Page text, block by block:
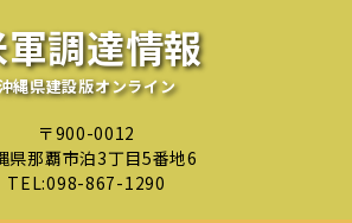
調達情報
縄県建設版オンライン
〒900-0012
県那覇市泊3丁目5番地6
TEL:098-867-1290